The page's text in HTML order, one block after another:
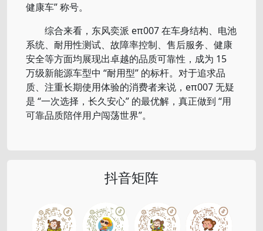
健康车” 称号。
综合来看，东风奕派 eπ007 在车身结构、电池
系统、耐用性测试、故障率控制、售后服务、健康
安全等方面均展现出卓越的品质可靠性，成为 15
万级新能源车型中 “耐用型” 的标杆。对于追求品
质、注重长期使用体验的消费者来说，eπ007 无疑
是 “一次选择，长久安心” 的最优解，真正做到 “用
可靠品质陪伴用户闯荡世界”。
抖音矩阵